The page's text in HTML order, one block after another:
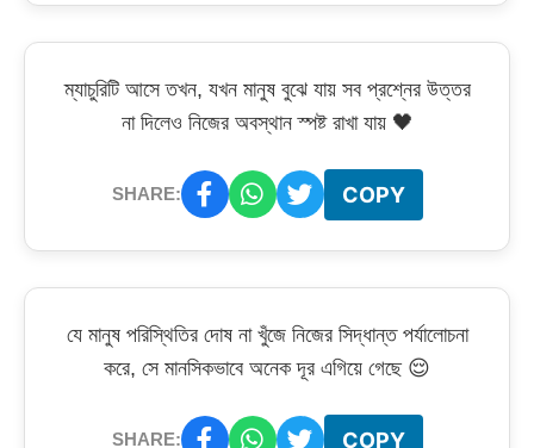
ম্যাচুরিটি আসে তখন, যখন মানুষ বুঝে যায় সব প্রশ্নের উত্তর
না দিলেও নিজের অবস্থান স্পষ্ট রাখা যায় 🖤
SHARE: COPY
যে মানুষ পরিস্থিতির দোষ না খুঁজে নিজের সিদ্ধান্ত পর্যালোচনা
করে, সে মানসিকভাবে অনেক দূর এগিয়ে গেছে 😌
SHARE: COPY